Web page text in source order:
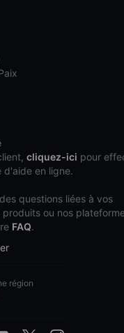
cliquez-ici pour
d'aide en ligne.
questions liées à vos
ou nos
FAQ.
région